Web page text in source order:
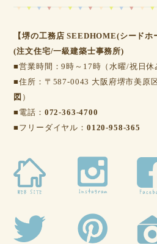
【堺の工務店 SEEDHOME(シードホ
(注文住宅/一級建築士事務所)
■営業時間：9時～17時（水曜/祝日休
■住所：〒587-0043 大阪府堺市美原
図 ）
■電話： 072-363-4700
■フリーダイヤル： 0120-958-365